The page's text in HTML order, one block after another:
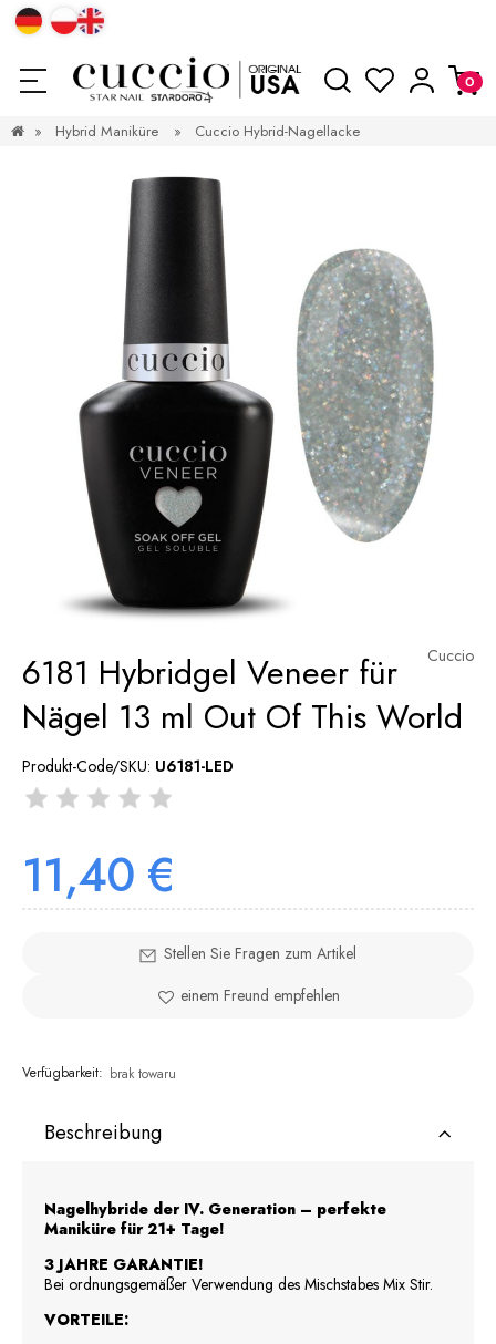
» Hybrid Maniküre » Cuccio Hybrid-Nagellacke
Cuccio
6181 Hybridgel Veneer für
Nägel 13 ml Out Of This World
Produkt-Code/SKU: U6181-LED
11,40 €
Stellen Sie Fragen zum Artikel
einem Freund empfehlen
Verfügbarkeit: brak towaru
Beschreibung
Nagelhybride der IV. Generation – perfekte
Maniküre für 21+ Tage!
3 JAHRE GARANTIE!
Bei ordnungsgemäßer Verwendung des Mischstabes Mix Stir.
VORTEILE: